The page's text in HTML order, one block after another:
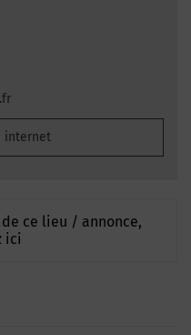
internet
ce lieu / annonce,
ici